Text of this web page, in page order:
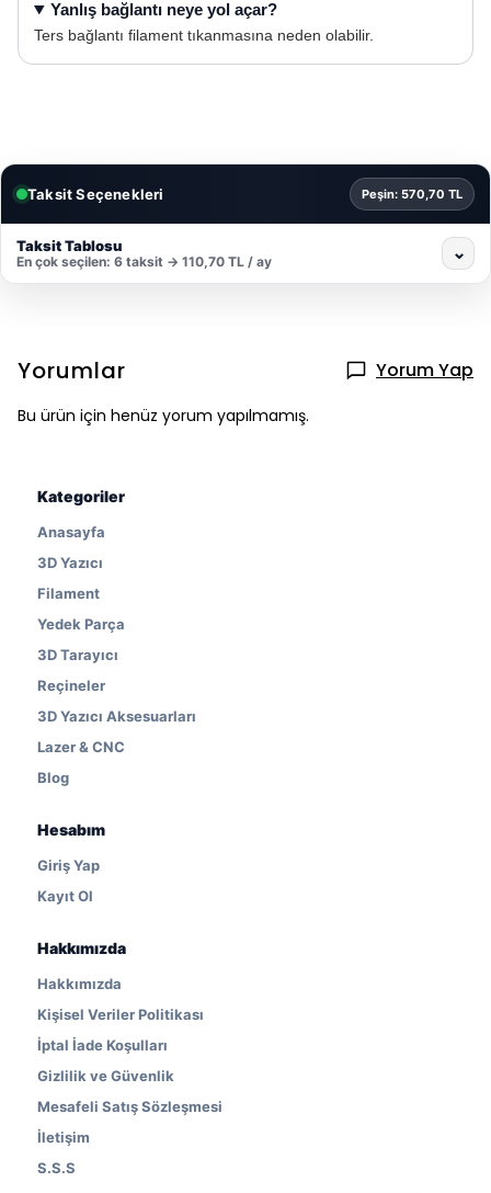
Yanlış bağlantı neye yol açar?
Ters bağlantı filament tıkanmasına neden olabilir.
Taksit Seçenekleri Peşin: 570,70 TL
Taksit Tablosu
En çok seçilen: 6 taksit → 110,70 TL / ay ⌄
Yorumlar Yorum Yap
Bu ürün için henüz yorum yapılmamış.
Kategoriler
Anasayfa
3D Yazıcı
Filament
Yedek Parça
3D Tarayıcı
Reçineler
3D Yazıcı Aksesuarları
Lazer & CNC
Blog
Hesabım
Giriş Yap
Kayıt Ol
Hakkımızda
Hakkımızda
Kişisel Veriler Politikası
İptal İade Koşulları
Gizlilik ve Güvenlik
Mesafeli Satış Sözleşmesi
İletişim
S.S.S